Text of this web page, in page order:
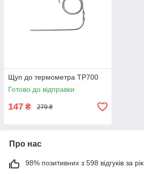
Щуп до термометра TP700
Готово до відправки
147 ₴ 279 ₴
Про нас
98% позитивних з 598 відгуків за рік